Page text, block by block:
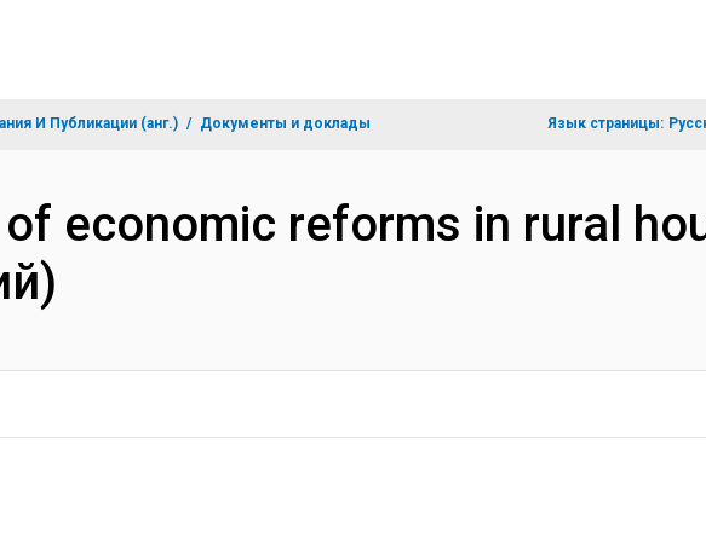
И Публикации (анг.) Документы и доклады Язык страницы:
economic reforms in rural